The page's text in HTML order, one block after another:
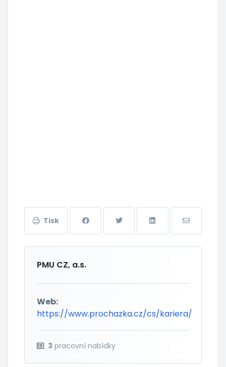
Tisk
PMU CZ, a.s.
Web:
https://www.prochazka.cz/cs/kariera/
3 pracovní nabídky